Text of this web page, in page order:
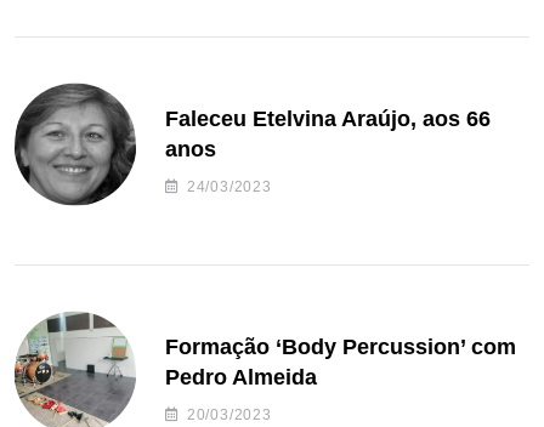
Faleceu Etelvina Araújo, aos 66
anos
24/03/2023
Formação ‘Body Percussion’ com
Pedro Almeida
20/03/2023